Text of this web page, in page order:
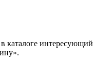
каталоге интересующий